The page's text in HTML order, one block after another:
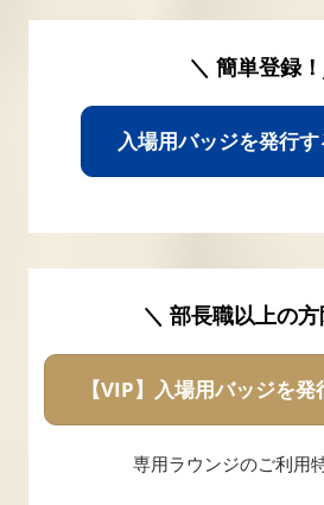
＼ 簡単登録
入場用バッジを発行
＼ 部長職以上の
【VIP】入場用バッジを
専用ラウンジのご利用